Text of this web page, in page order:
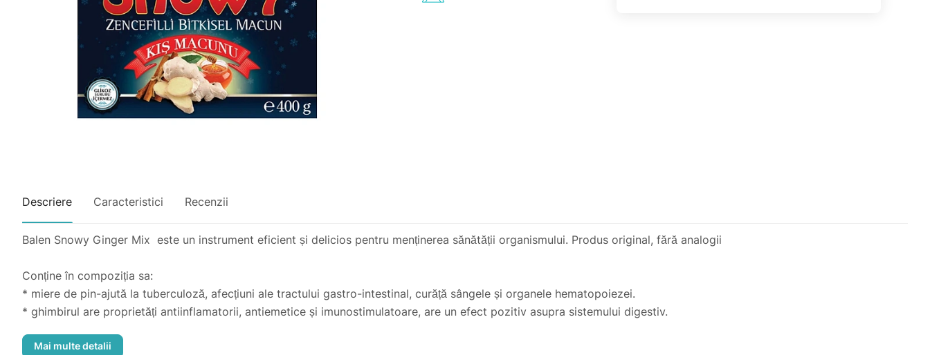
Descriere Caracteristici Recenzii
Balen Snowy Ginger Mix este un instrument eficient și delicios pentru menținerea sănătății organismului. Produs original, fără analogii
Conține în compoziția sa:
* miere de pin-ajută la tuberculoză, afecțiuni ale tractului gastro-intestinal, curăță sângele și organele hematopoiezei.
* ghimbirul are proprietăți antiinflamatorii, antiemetice și imunostimulatoare, are un efect pozitiv asupra sistemului digestiv.
* turmeric este un antiseptic natural. Folosit împotriva viermi și paraziți, efect anti-inflamator.